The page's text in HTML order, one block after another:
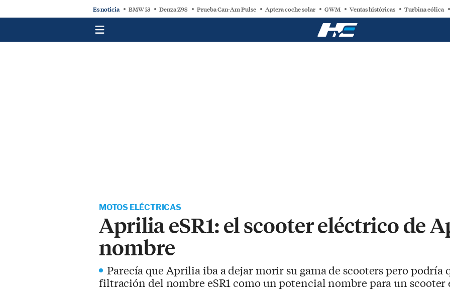
Es noticia BMW i3 Denza Z9S Prueba Can-Am Pulse Aptera coche solar GWM Ventas históricas Turbina eólica
MOTOS ELÉCTRICAS
Aprilia eSR1: el scooter eléctrico de
nombre
Parecía que Aprilia iba a dejar morir su gama de scooters pero podría
filtración del nombre eSR1 como un potencial nombre para un scooter